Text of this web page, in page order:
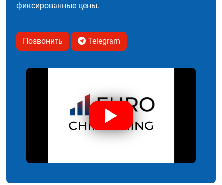
фиксированные цены.
Позвонить Telegram